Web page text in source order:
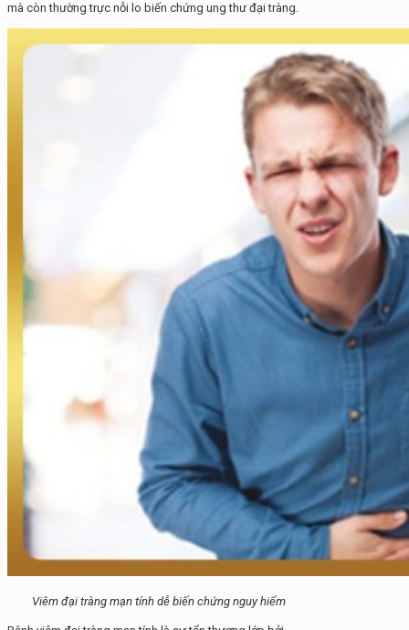
mà còn thường trực nỗi lo biến chứng ung thư đại tràng.
Viêm đại tràng mạn tính dễ biến chứng nguy hiểm